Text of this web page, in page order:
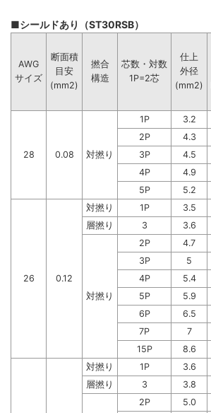
■シールドあり（ST30RSB）
AWG
サイズ
断面積
目安
(mm2)
撚合
構造
芯数・対数
1P=2芯
仕上
外径
(mm2)
28 0.08 対撚り
1P 3.2
2P 4.3
3P
4.5
4P
4.9
5P
5.2
26 0.12
対撚り 1P 3.5
層撚り 3 3.6
対撚り
2P 4.7
3P
5
4P
5.4
5P
5.9
6P
6.5
7P
7
15P
8.6
対撚り 1P 3.6
層撚り 3 3.8
2P 5.0